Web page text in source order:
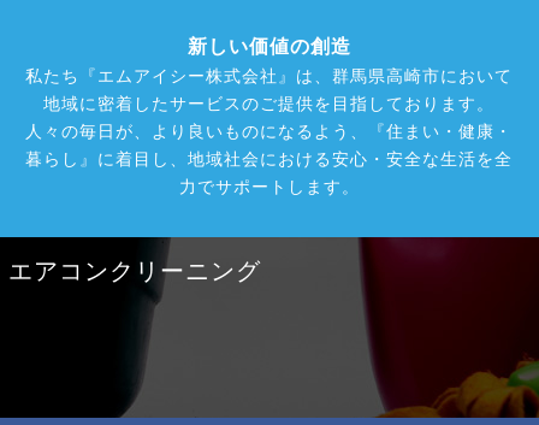
新しい価値の創造
私たち『エムアイシー株式会社』は、群馬県高崎市において
地域に密着したサービスのご提供を目指しております。
人々の毎日が、より良いものになるよう、『住まい・健康・
暮らし』に着目し、地域社会における安心・安全な生活を全
力でサポートします。
エアコンクリーニング